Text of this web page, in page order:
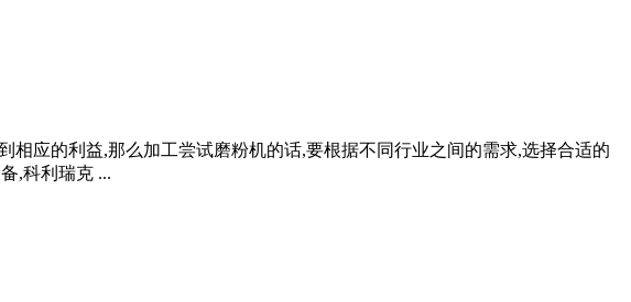
应的利益,那么加工尝试磨粉机的话,要根据不同行业之间的需求,选择合适的
,科利瑞克 ...